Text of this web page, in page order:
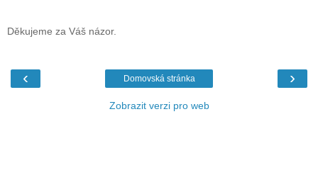
Děkujeme za Váš názor.
‹ ›
Domovská stránka
Zobrazit verzi pro web